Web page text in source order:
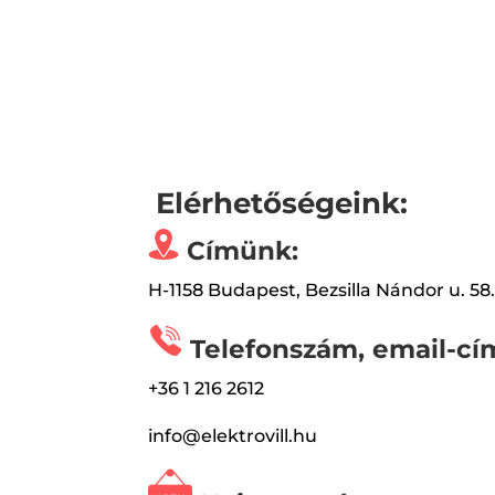
Elérhetőségeink:
Címünk:
H-1158 Budapest, Bezsilla Nándor u. 58.
Telefonszám, email-
+36 1 216 2612
info@elektrovill.hu